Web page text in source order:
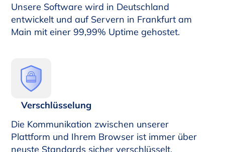
Unsere Software wird in Deutschland
entwickelt und auf Servern in Frankfurt am
Main mit einer 99,99% Uptime gehostet.
Verschlüsselung
Die Kommunikation zwischen unserer
Plattform und Ihrem Browser ist immer über
neuste Standards sicher verschlüsselt.